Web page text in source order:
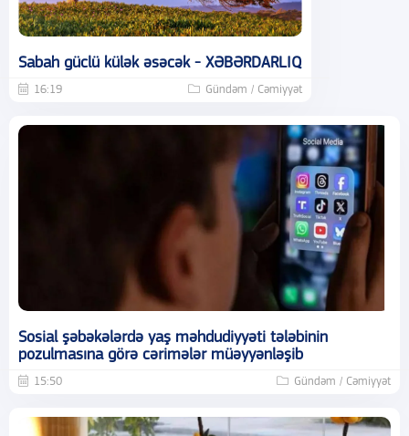
Sabah güclü külək əsəcək - XƏBƏRDARLIQ
16:19 Gündəm / Cəmiyyət
Sosial şəbəkələrdə yaş məhdudiyyəti tələbinin
pozulmasına görə cərimələr müəyyənləşib
15:50 Gündəm / Cəmiyyət